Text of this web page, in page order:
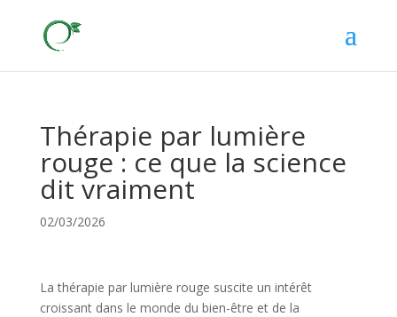
Thérapie par lumière
rouge : ce que la science
dit vraiment
02/03/2026
La thérapie par lumière rouge suscite un intérêt
croissant dans le monde du bien-être et de la